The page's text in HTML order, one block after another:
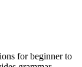
for beginner to